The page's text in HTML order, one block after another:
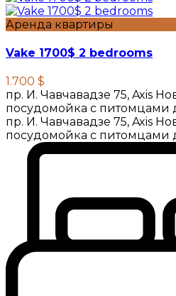
Аренда квартиры
Vake 1700$ 2 bedrooms
1.700 $
пр. И. Чавчавадзе 75, Axis
посудомойка с питомцами
пр. И. Чавчавадзе 75, Axis
посудомойка с питомцами